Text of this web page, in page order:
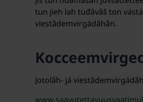
tun jieh lah tuđâvâš ton
viestâdemvirgádâhân.
Jotolâh- já